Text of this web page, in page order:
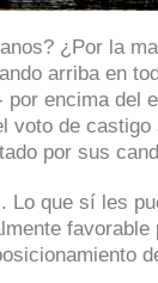
¿Por la
arriba en
por encima del
voto de
por sus
Lo que sí les